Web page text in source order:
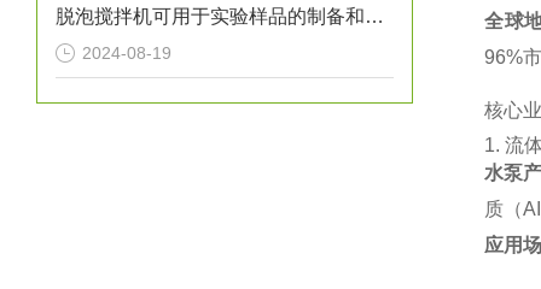
脱泡搅拌机可用于实验样品的制备和气泡控制
2024-08-19
全球
96%
核心
1. ‌ 流
水泵
质（
应用